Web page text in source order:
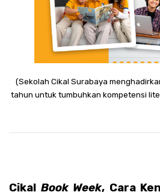
(Sekolah Cikal Surabaya
tahun untuk tumbuhkan kompetensi
Cikal Book Week, Cara